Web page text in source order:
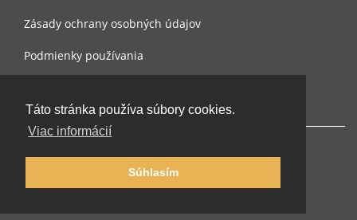
Táto stránka používa súbory cookies.
Viac informácií
Súhlasím
Zásady ochrany osobných údajov
Podmienky používania
© 2002-2026 lernu.net |Impressum